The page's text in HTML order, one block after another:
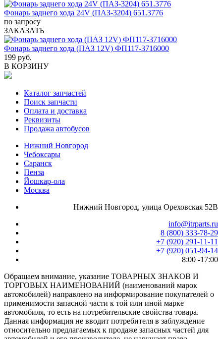
Фонарь заднего хода 24V (ПАЗ-3204) 651.3776
по запросу
ЗАКАЗАТЬ
Фонарь заднего хода (ПАЗ 12V) ФП117-3716000
199 руб.
В КОРЗИНУ
Каталог запчастей
Поиск запчасти
Оплата и доставка
Реквизиты
Продажа автобусов
Нижний Новгород
Чебоксары
Саранск
Пенза
Йошкар-ола
Москва
Нижний Новгород, улица Ореховская 52В
info@itrparts.ru
8 (800) 333-78-29
‪+7 (920) 291-11-11
+7 (920) 051-94-14
8:00 -17:00
Обращаем внимание, указание ТОВАРНЫХ ЗНАКОВ И
ТОРГОВЫХ НАИМЕНОВАНИЙ (наименований марок
автомобилей) направлено на информирование покупателей о
применимости запасной части к той или иной марке
автомобиля, то есть на потребительские свойства товара.
Данная информация не вводит потребителя в заблуждение
относительно предлагаемых к продаже запасных частей для